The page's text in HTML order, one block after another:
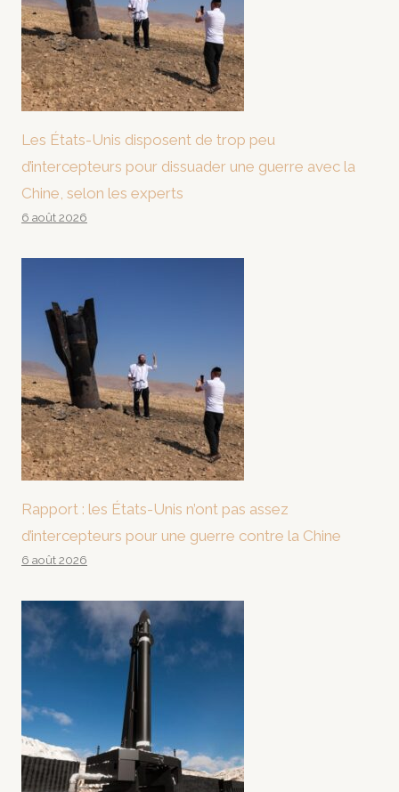
Les États-Unis disposent de trop peu
d’intercepteurs pour dissuader une guerre avec la
Chine, selon les experts
6 août 2026
Rapport : les États-Unis n’ont pas assez
d’intercepteurs pour une guerre contre la Chine
6 août 2026